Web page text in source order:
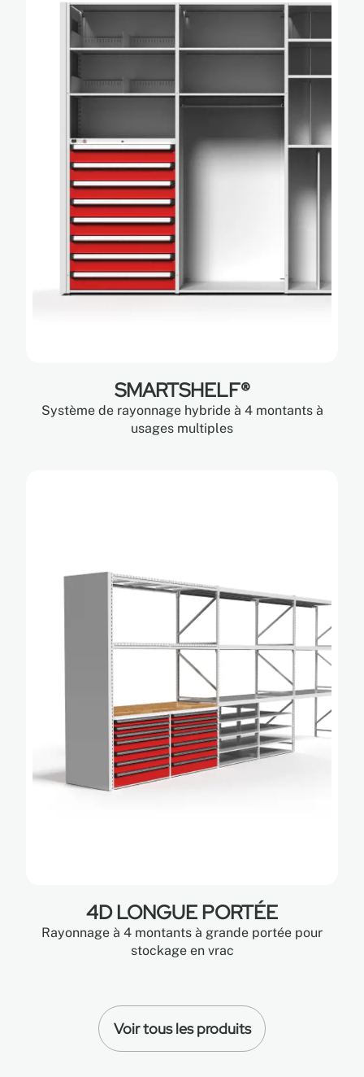
SMARTSHELF®
Système de rayonnage hybride à 4 montants à
usages multiples
4D LONGUE PORTÉE
Rayonnage à 4 montants à grande portée pour
stockage en vrac
Voir tous les produits